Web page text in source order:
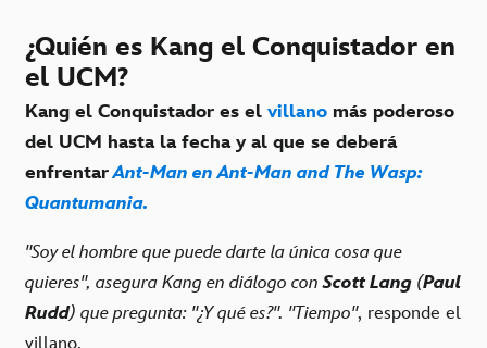
¿Quién es Kang el Conquistador en
el UCM?
Kang el Conquistador es el villano más poderoso
del UCM hasta la fecha y al que se deberá
enfrentarAnt-Man en Ant-Man and The Wasp:
Quantumania.
"Soy el hombre que puede darte la única cosa que
quieres", asegura Kang en diálogo conScott Lang (Paul
Rudd) que pregunta: "¿Y qué es?". "Tiempo", responde el